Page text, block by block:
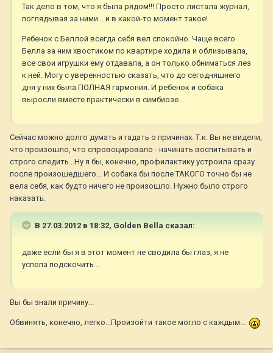
Так дело в том, что я была рядом!!! Просто листала журнал,
поглядывая за ними... и в какой-то момент такое!
Ребенок с Беллой всегда себя вел спокойно. Чаще всего
Белла за ним хвостиком по квартире ходила и облизывала,
все свои игрушки ему отдавала, а он только обниматься лез
к ней. Могу с уверенностью сказать, что до сегодняшнего
дня у них была ПОЛНАЯ гармония. И ребенок и собака
выросли вместе практически в симбиозе...
Сейчас можно долго думать и гадать о причинах. Т.к. Вы не видели,
что произошло, что спровоцировало - начинать воспитывать и
строго следить...Ну я бы, конечно, профилактику устроила сразу
после произошедшего... И собака бы после ТАКОГО точно бы не
вела себя, как будто ничего не произошло. Нужно было строго
наказать.
В 27.03.2012 в 18:32, Golden Bella сказал:
даже если бы я в этот момент не сводила бы глаз, я не
успела подскочить...
Вы бы знали причину...
Обвинять, конечно, легко...Произойти такое могло с каждым...